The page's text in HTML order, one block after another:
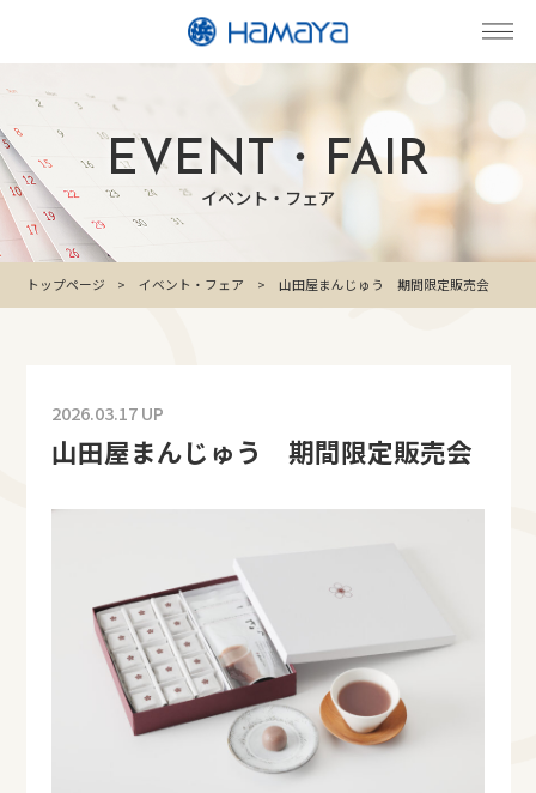
EVENT・FAIR
イベント・フェア
トップページ イベント・フェア 山田屋まんじゅう 期間限定販売会
2026.03.17 UP
山田屋まんじゅう 期間限定販売会